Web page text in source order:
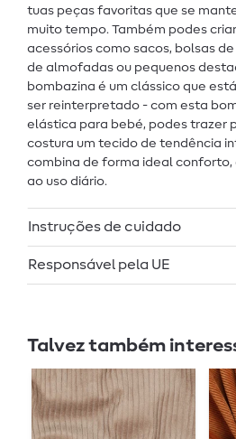
tuas peças favoritas que se
muito tempo. Também podes
acessórios como sacos, bolsas
de almofadas ou pequenos
bombazina é um clássico que
ser reinterpretado - com esta
elástica para bebé, podes trazer
costura um tecido de tendência
combina de forma ideal
ao uso diário.
Instruções de cuidado
Responsável pela UE
Talvez também